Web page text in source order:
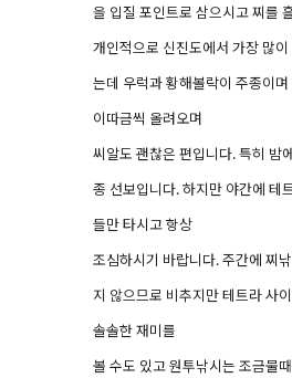
을 입질 포인트로 삼으시고 찌를
개인적으로 신진도에서 가장 많
는데 우럭과 황해볼락이 주종이
이따금씩 올려오며
씨알도 괜찮은 편입니다. 특히 밤
종 선보입니다. 하지만 야간에 테
들만 타시고 항상
조심하시기 바랍니다. 주간에 찌
지 않으므로 비추지만 테트라 사
솔솔한 재미를
볼 수도 있고 원투낚시는 조금물